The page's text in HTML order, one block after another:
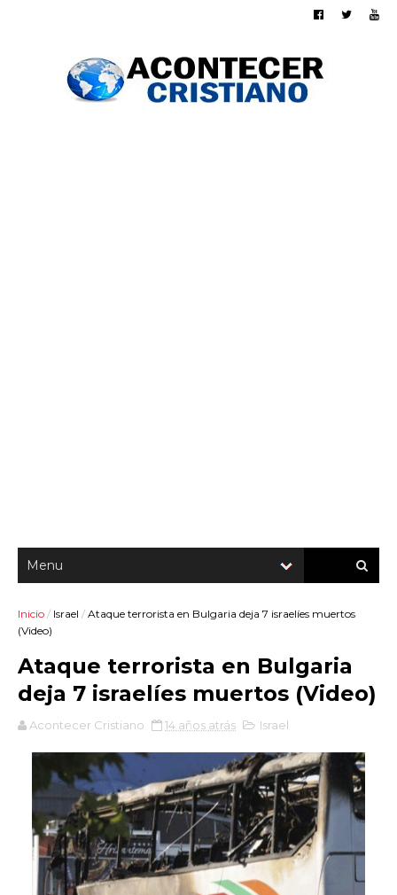
Inicio / Israel / Ataque terrorista en Bulgaria deja 7 israelíes muertos
(Video)
Ataque terrorista en Bulgaria
deja 7 israelíes muertos (Video)
Acontecer Cristiano 14 años atrás Israel